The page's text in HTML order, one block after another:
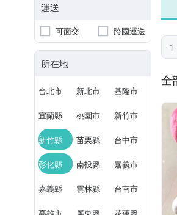
運送
可面交 跨國運送
所在地
台北市 新北市 基隆市
宜蘭縣 桃園市 新竹市
新竹縣 苗栗縣 台中市
彰化縣 南投縣 嘉義市
嘉義縣 雲林縣 台南市
1
全